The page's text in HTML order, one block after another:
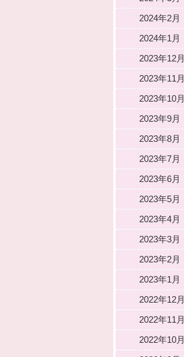
2024年2月
2024年1月
2023年12月
2023年11月
2023年10月
2023年9月
2023年8月
2023年7月
2023年6月
2023年5月
2023年4月
2023年3月
2023年2月
2023年1月
2022年12月
2022年11月
2022年10月